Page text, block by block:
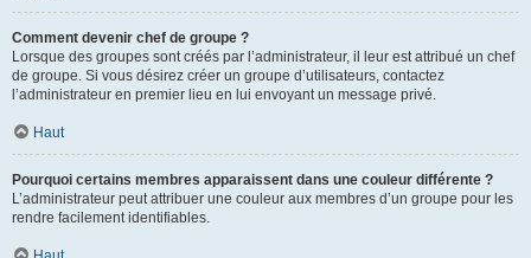
Comment devenir chef de groupe ?
Lorsque des groupes sont créés par l’administrateur, il leur est attribué un chef
de groupe. Si vous désirez créer un groupe d’utilisateurs, contactez
l’administrateur en premier lieu en lui envoyant un message privé.
Haut
Pourquoi certains membres apparaissent dans une couleur différente ?
L’administrateur peut attribuer une couleur aux membres d’un groupe pour les
rendre facilement identifiables.